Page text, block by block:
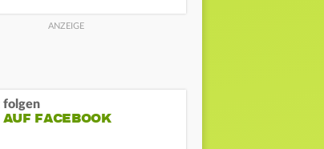
folgen
AUF FACEBOOK